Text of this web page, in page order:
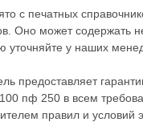
с печатных
Оно может содержать
у наших
предоставляет
пф 250 в всем
правил и условий